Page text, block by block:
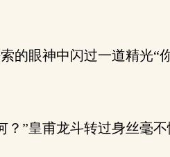
的眼神中闪过一道精光“
”皇甫龙斗转过身丝毫